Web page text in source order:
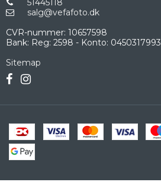
salg@vefafoto.dk
CVR-nummer: 10657598
Bank: Reg: 2598 - Konto: 0450317993
Sitemap